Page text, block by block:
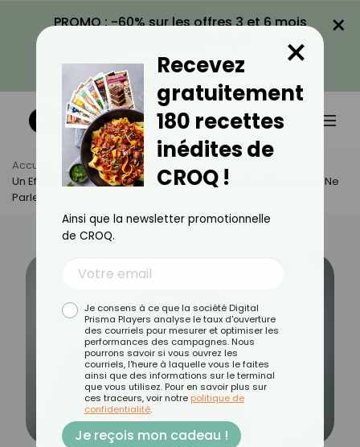
PROMO : -60% sur les offres 3 et 6 mois
VOIR LA PROMO
×
Accueil Actus
Minceur
Un Effet Inattendu Des Injections Pour Maigrir Dont Personne Ne
Parle
Recevez
gratuitement
180 recettes
inédites de
CROQ !
×
Ainsi que la newsletter promotionnelle
de CROQ.
Je consens à ce que la société Digital
Prisma Players analyse le taux d'ouverture
des courriels pour mesurer et optimiser les
performances des campagnes. Nous
pourrons savoir si vous ouvrez les
courriels, l'heure à laquelle vous le faites
ainsi que des informations sur le terminal
que vous utilisez. Pour en savoir plus sur
ces traceurs, voir notre politique de
confidentialité.
Je reçois mon cadeau !